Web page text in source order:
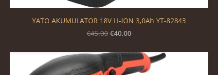
YATO AKUMULATOR 18V LI-ION 3,0Ah YT-82843
€45.00 €40.00